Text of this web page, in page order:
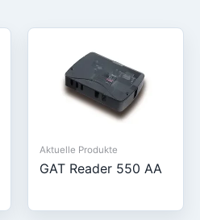
Aktuelle Produkte
GAT Reader 550 AA